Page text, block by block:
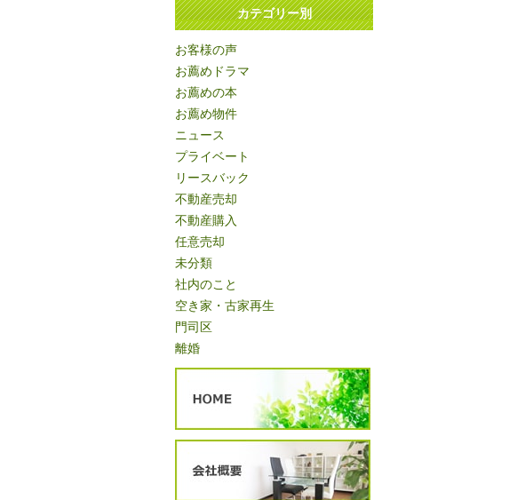
カテゴリー別
お客様の声
お薦めドラマ
お薦めの本
お薦め物件
ニュース
プライベート
リースバック
不動産売却
不動産購入
任意売却
未分類
社内のこと
空き家・古家再生
門司区
離婚